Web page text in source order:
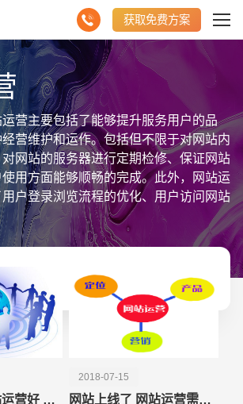
获取免费方案
营主要包括了能够提升服务用户的品
营维护和运作。包括但不限于对网站内
网站的服务器进行定期检修、保证网站
用方面能够顺畅的完成。此外，网站运
户登录浏览流程的优化、用户访问网站
析。对用户进行精细化的分类和管理，对
模型搭建等内容，并且用过一系列的活
访问量和访客数。
如何才能把网站运营好 教你几招
2018-07-15
网站上线了 网站运营需要做的三个方面